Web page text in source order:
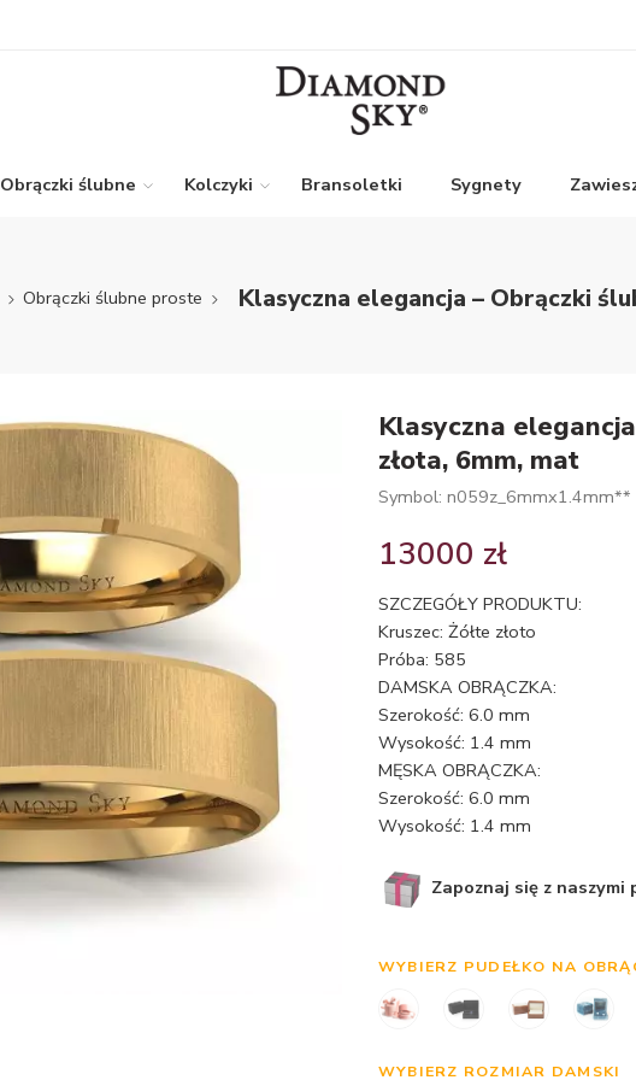
Obrączki ślubne Kolczyki Bransoletki Sygnety
Obrączki ślubne proste Klasyczna elegancja – Obrączki
Klasyczna
złota, 6mm, mat
Symbol: n059z_6mmx1.4mm**
13000 zł
SZCZEGÓŁY PRODUKTU:
Kruszec: Żółte złoto
Próba: 585
DAMSKA OBRĄCZKA:
Szerokość: 6.0 mm
Wysokość: 1.4 mm
MĘSKA OBRĄCZKA:
Szerokość: 6.0 mm
Wysokość: 1.4 mm
Zapoznaj się z naszymi
WYBIERZ PUDEŁKO NA
WYBIERZ ROZMIAR DAMSKI